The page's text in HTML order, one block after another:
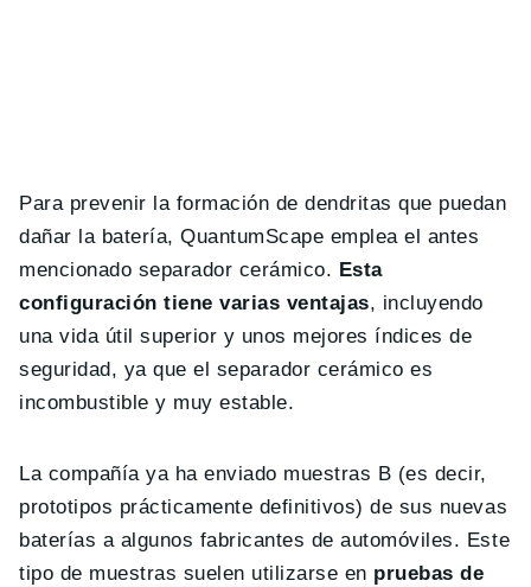
Para prevenir la formación de dendritas que puedan
dañar la batería, QuantumScape emplea el antes
mencionado separador cerámico. Esta
configuración tiene varias ventajas, incluyendo
una vida útil superior y unos mejores índices de
seguridad, ya que el separador cerámico es
incombustible y muy estable.
La compañía ya ha enviado muestras B (es decir,
prototipos prácticamente definitivos) de sus nuevas
baterías a algunos fabricantes de automóviles. Este
tipo de muestras suelen utilizarse en pruebas de